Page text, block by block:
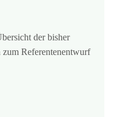
der bisher
Referentenentwurf